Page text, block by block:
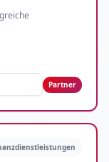
Partner